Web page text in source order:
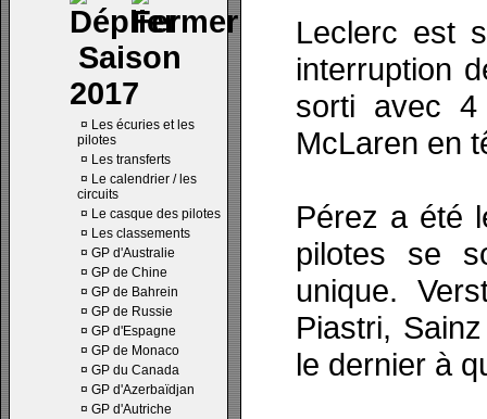
Saison
2017
¤ Les écuries et les
pilotes
¤ Les transferts
¤ Le calendrier / les
circuits
¤ Le casque des pilotes
¤ Les classements
¤ GP d'Australie
¤ GP de Chine
¤ GP de Bahrein
¤ GP de Russie
¤ GP d'Espagne
¤ GP de Monaco
¤ GP du Canada
¤ GP d'Azerbaïdjan
¤ GP d'Autriche
Leclerc est
interruption
sorti avec 4
McLaren en
Pérez a été
pilotes se
unique.
Piastri,
le dernier à